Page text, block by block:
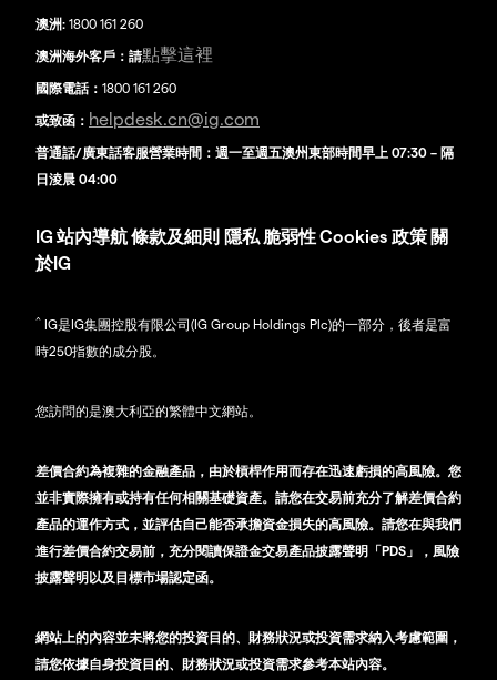
澳洲: 1800 161 260
澳洲海外客戶：請點擊這裡
國際電話： 1800 161 260
或致函： helpdesk.cn@ig.com
普通話/廣東話客服營業時間：週一至週五澳州東部時間早上 07:30 – 隔
日淩晨 04:00
IG 站內導航條款及細則 隱私 脆弱性Cookies 政策 關
於IG
^ IG是IG集團控股有限公司(IG Group Holdings Plc)的一部分，後者是富
時250指數的成分股。
您訪問的是澳大利亞的繁體中文網站。
差價合約為複雜的金融產品，由於槓桿作用而存在迅速虧損的高風險。您
並非實際擁有或持有任何相關基礎資產。請您在交易前充分了解差價合約
產品的運作方式，並評估自己能否承擔資金損失的高風險。請您在與我們
進行差價合約交易前，充分閱讀保證金交易產品披露聲明「PDS」，風險
披露聲明以及目標市場認定函。
網站上的內容並未將您的投資目的、財務狀況或投資需求納入考慮範圍，
請您依據自身投資目的、財務狀況或投資需求參考本站內容。